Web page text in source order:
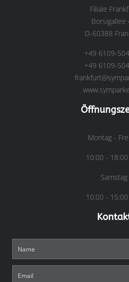
Filiale
Borsigallee
D-60388
+49 6109-
+49 6109-
Montag -
10:00 -
Samstag
10:00 -